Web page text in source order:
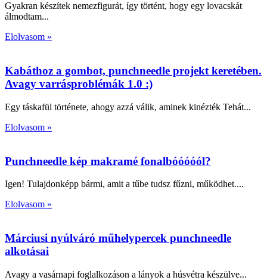
Gyakran készítek nemezfigurát, így történt, hogy egy lovacskát
álmodtam
Elolvasom »
Kabáthoz a gombot, punchneedle projekt keretében.
Avagy varrásproblémák 1.0 :)
Egy táskafül története, ahogy azzá válik, aminek kinézték Tehát
Elolvasom »
Punchneedle kép makramé fonalbóóóóól?
Igen! Tulajdonképp bármi, amit a tűbe tudsz fűzni, működhet.
Elolvasom »
Márciusi nyúlváró műhelypercek punchneedle
alkotásai
Avagy a vasárnapi foglalkozáson a lányok a húsvétra készülve